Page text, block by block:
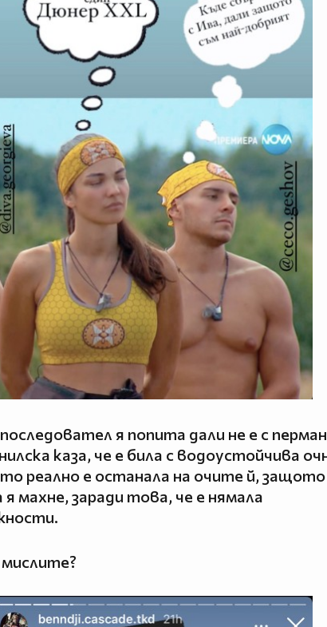
я попита дали не е с
каза, че е била с водоустойчива
реално е останала на очите й, защото
махне, заради това, че е нямала